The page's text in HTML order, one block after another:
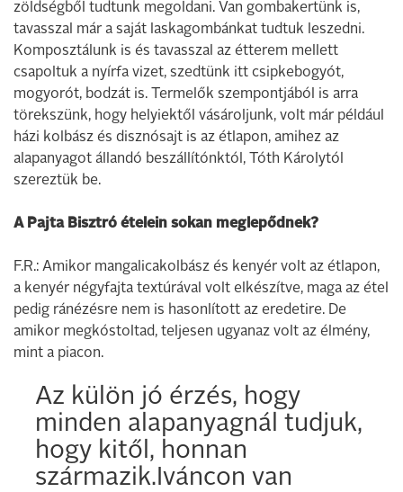
zöldségből tudtunk megoldani. Van gombakertünk is,
tavasszal már a saját laskagombánkat tudtuk leszedni.
Komposztálunk is és tavasszal az étterem mellett
csapoltuk a nyírfa vizet, szedtünk itt csipkebogyót,
mogyorót, bodzát is. Termelők szempontjából is arra
törekszünk, hogy helyiektől vásároljunk, volt már például
házi kolbász és disznósajt is az étlapon, amihez az
alapanyagot állandó beszállítónktól, Tóth Károlytól
szereztük be.
A Pajta Bisztró ételein sokan meglepődnek?
F.R.: Amikor mangalicakolbász és kenyér volt az étlapon,
a kenyér négyfajta textúrával volt elkészítve, maga az étel
pedig ránézésre nem is hasonlított az eredetire. De
amikor megkóstoltad, teljesen ugyanaz volt az élmény,
mint a piacon.
Az külön jó érzés, hogy
minden alapanyagnál tudjuk,
hogy kitől, honnan
származik.Iváncon van